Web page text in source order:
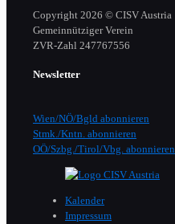
Copyright 2026 © CISV Austria
Gemeinnütziger Verein
​ZVR-Zahl 247767556
Newsletter
Wien/NÖ/Bgld abonnieren
Stmk./Kntn. abonnieren
OÖ/Szbg./Tirol/Vbg. abonnieren
Kalender
Impressum